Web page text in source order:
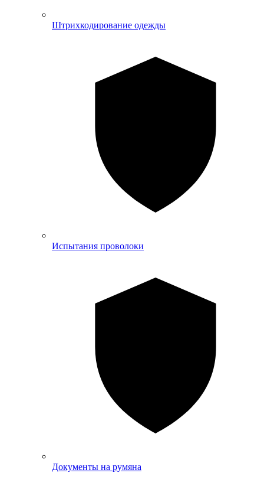
Штрихкодирование одежды
Испытания проволоки
Документы на румяна